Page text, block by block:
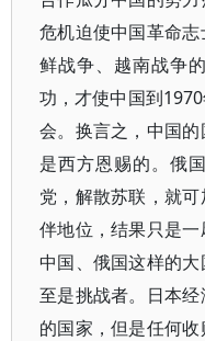
危机迫使中国革命
鲜战争、越南战争
功，才使中国到
会。换言之，中国
是西方恩赐的。俄
党，解散苏联，就
伴地位，结果只是
中国、俄国这样的
至是挑战者。日本
的国家，但是任何